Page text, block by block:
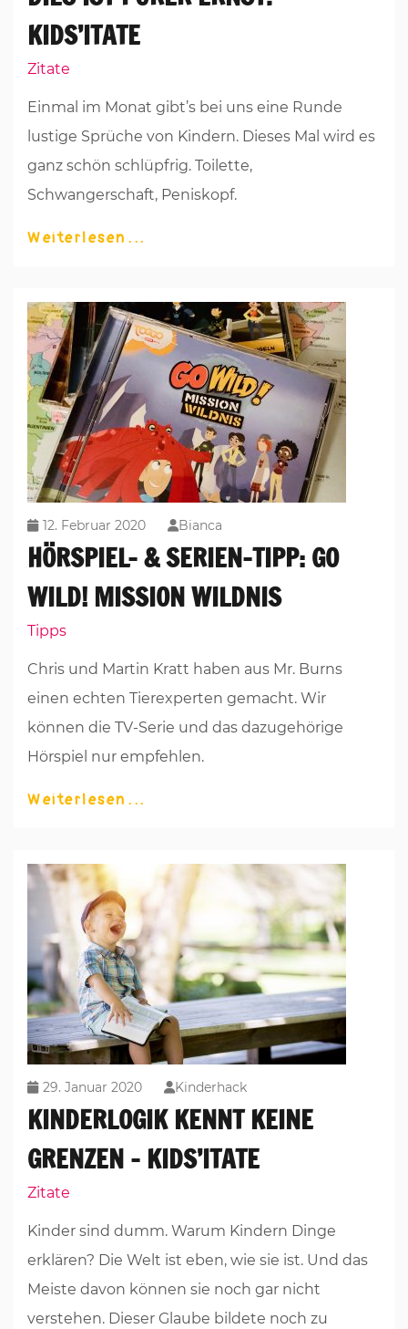
KIDS’ITATE
Zitate
Einmal im Monat gibt’s bei uns eine Runde
lustige Sprüche von Kindern. Dieses Mal wird es
ganz schön schlüpfrig. Toilette,
Schwangerschaft, Peniskopf.
Weiterlesen
12. Februar 2020 Bianca
HÖRSPIEL- & SERIEN-TIPP: GO
WILD! MISSION WILDNIS
Tipps
Chris und Martin Kratt haben aus Mr. Burns
einen echten Tierexperten gemacht. Wir
können die TV-Serie und das dazugehörige
Hörspiel nur empfehlen.
Weiterlesen
29. Januar 2020 Kinderhack
KINDERLOGIK KENNT KEINE
GRENZEN – KIDS’ITATE
Zitate
Kinder sind dumm. Warum Kindern Dinge
erklären? Die Welt ist eben, wie sie ist. Und das
Meiste davon können sie noch gar nicht
verstehen. Dieser Glaube bildete noch zu